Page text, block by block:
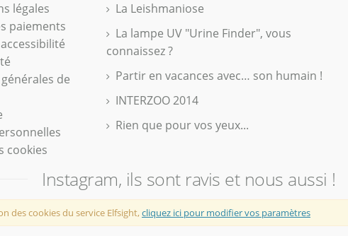
légales
paiements
de
cookies
La Leishmaniose
La lampe UV "Urine Finder", vous
connaissez ?
Partir en vacances avec… son humain !
INTERZOO 2014
Rien que pour vos yeux...
Instagram, ils sont ravis et nous aussi !
des cookies du service Elfsight,cliquez ici pour modifier vos paramètres